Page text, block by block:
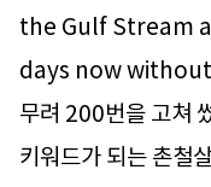
the Gulf Stream
days now without
무려 200번을 고쳐
키워드가 되는 촌철